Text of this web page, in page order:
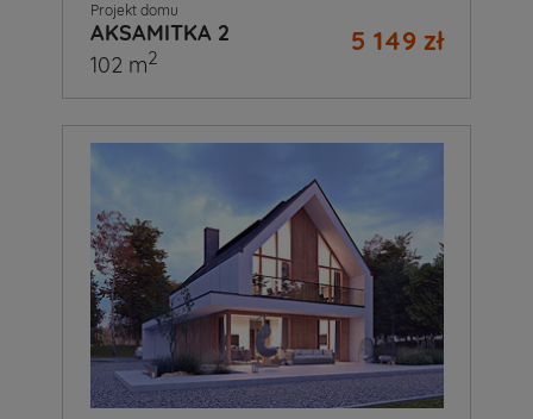
Projekt domu
AKSAMITKA 2 5 149 zł
102 m2